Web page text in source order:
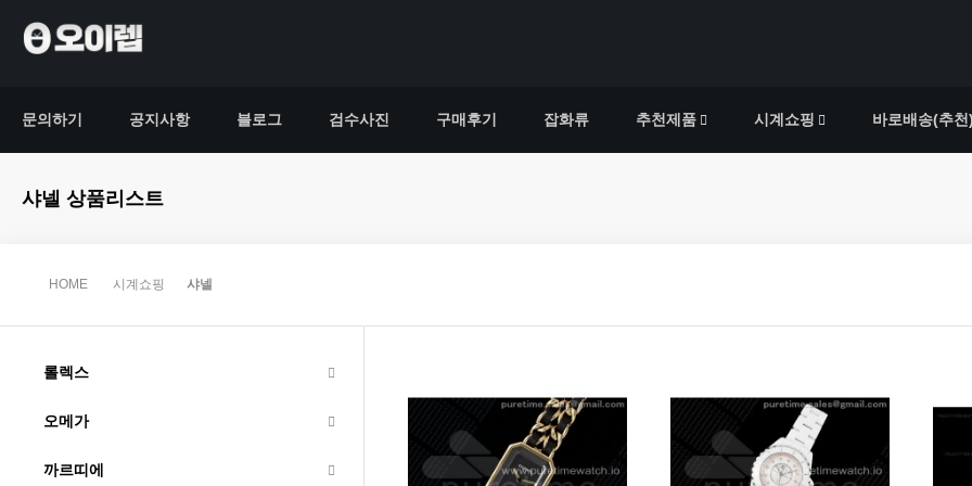
문의하기 공지사항 블로그 검수사진 구매후기 잡화류 추천제품 시계쇼핑 바로배송(추천
샤넬 상품리스트
HOME 시계쇼핑 샤넬
롤렉스
오메가
까르띠에